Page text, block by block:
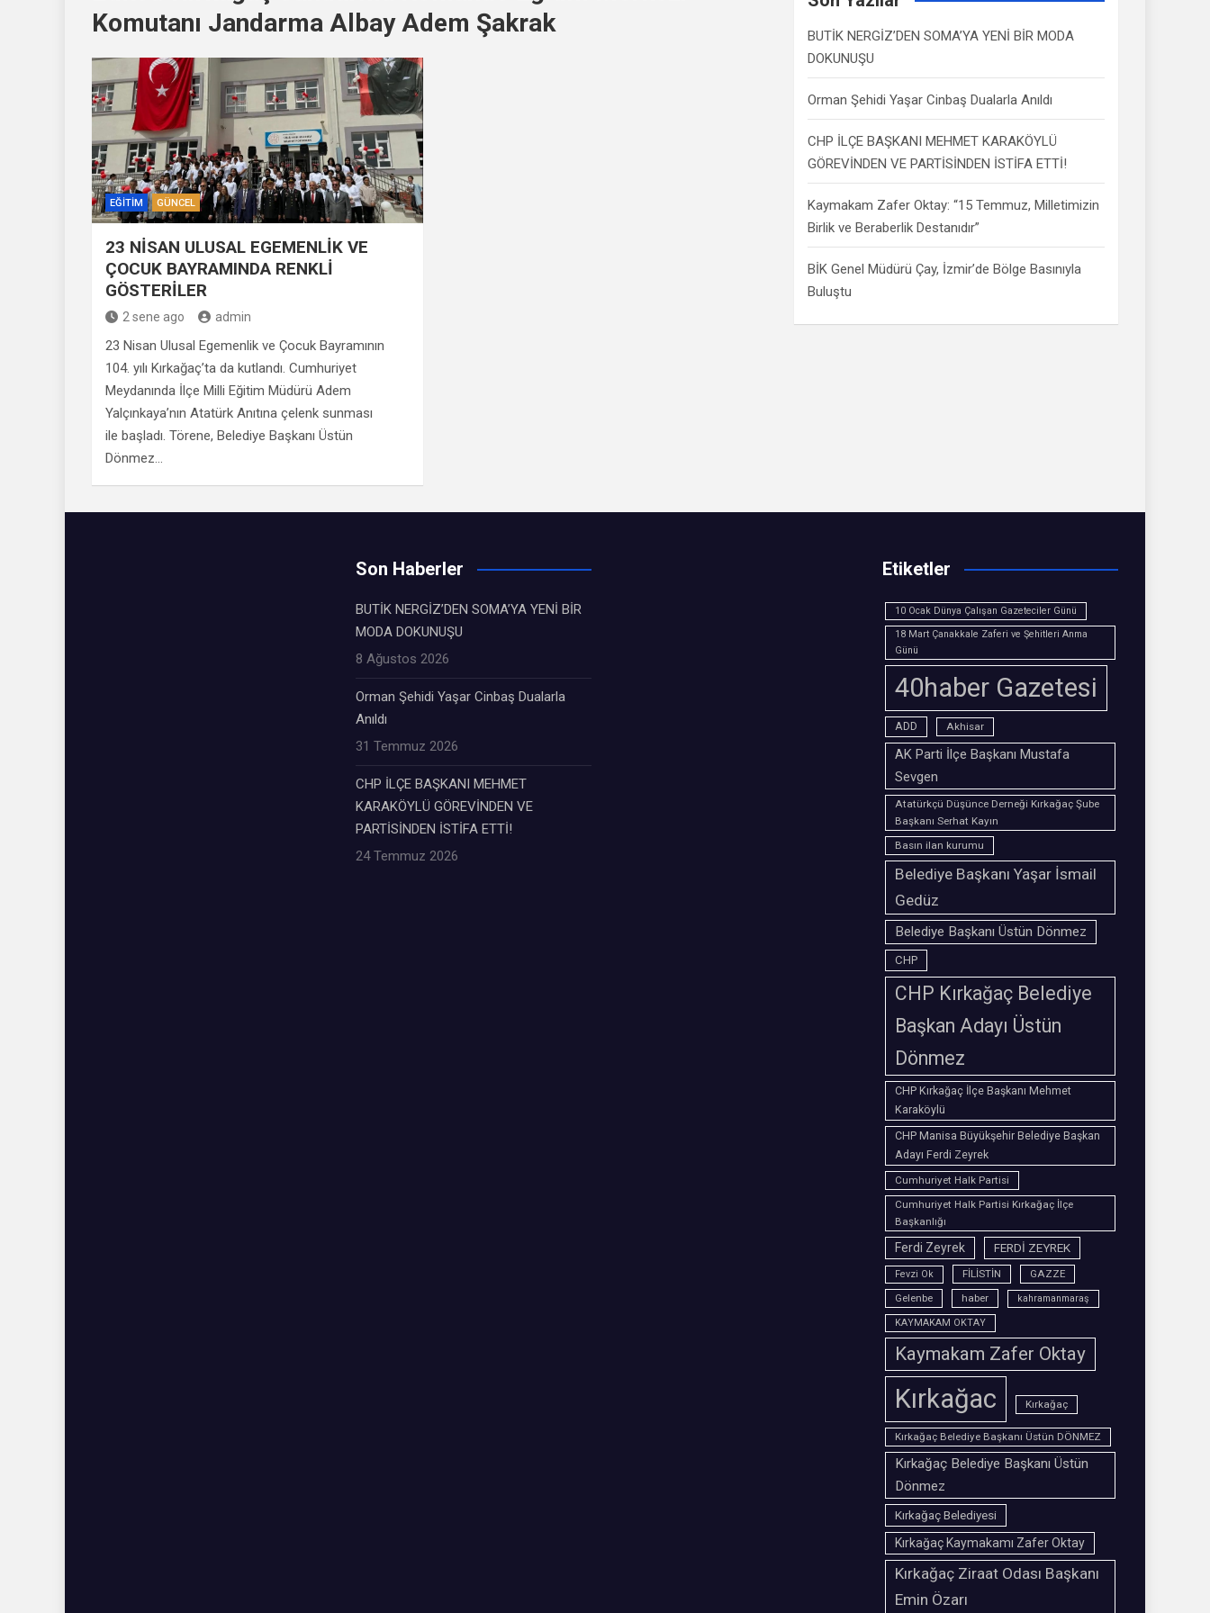
Komutanı Jandarma Albay Adem Şakrak
EĞITIM GÜNCEL
23 NİSAN ULUSAL EGEMENLİK VE
ÇOCUK BAYRAMINDA RENKLİ
GÖSTERİLER
2 sene ago admin
23 Nisan Ulusal Egemenlik ve Çocuk Bayramının
104. yılı Kırkağaç’ta da kutlandı. Cumhuriyet
Meydanında İlçe Milli Eğitim Müdürü Adem
Yalçınkaya’nın Atatürk Anıtına çelenk sunması
ile başladı. Törene, Belediye Başkanı Üstün
Dönmez…
BUTİK NERGİZ’DEN SOMA’YA YENİ BİR MODA
DOKUNUŞU
Orman Şehidi Yaşar Cinbaş Dualarla Anıldı
CHP İLÇE BAŞKANI MEHMET KARAKÖYLÜ
GÖREVİNDEN VE PARTİSİNDEN İSTİFA ETTİ!
Kaymakam Zafer Oktay: “15 Temmuz, Milletimizin
Birlik ve Beraberlik Destanıdır”
BİK Genel Müdürü Çay, İzmir’de Bölge Basınıyla
Buluştu
Son Haberler
BUTİK NERGİZ’DEN SOMA’YA YENİ BİR
MODA DOKUNUŞU
8 Ağustos 2026
Orman Şehidi Yaşar Cinbaş Dualarla
Anıldı
31 Temmuz 2026
CHP İLÇE BAŞKANI MEHMET
KARAKÖYLÜ GÖREVİNDEN VE
PARTİSİNDEN İSTİFA ETTİ!
24 Temmuz 2026
Etiketler
10 Ocak Dünya Çalışan Gazeteciler Günü
18 Mart Çanakkale Zaferi ve Şehitleri Anma
Günü
40haber Gazetesi
ADD Akhisar
AK Parti İlçe Başkanı Mustafa
Sevgen
Atatürkçü Düşünce Derneği Kırkağaç Şube
Başkanı Serhat Kayın
Basın ilan kurumu
Belediye Başkanı Yaşar İsmail
Gedüz
Belediye Başkanı Üstün Dönmez
CHP
CHP Kırkağaç Belediye
Başkan Adayı Üstün
Dönmez
CHP Kırkağaç İlçe Başkanı Mehmet
Karaköylü
CHP Manisa Büyükşehir Belediye Başkan
Adayı Ferdi Zeyrek
Cumhuriyet Halk Partisi
Cumhuriyet Halk Partisi Kırkağaç İlçe
Başkanlığı
Ferdi Zeyrek FERDİ ZEYREK
Fevzi Ok FİLİSTİN
GAZZE
Gelenbe
haber kahramanmaraş
KAYMAKAM OKTAY
Kaymakam Zafer Oktay
Kırkağac Kırkağaç
Kırkağaç Belediye Başkanı Üstün DÖNMEZ
Kırkağaç Belediye Başkanı Üstün
Dönmez
Kırkağaç Belediyesi
Kırkağaç Kaymakamı Zafer Oktay
Kırkağaç Ziraat Odası Başkanı
Emin Özarı